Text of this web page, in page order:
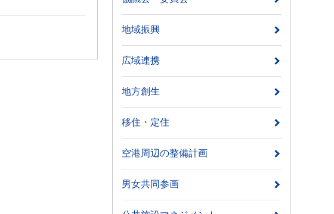
地域振興
広域連携
地方創生
移住・定住
空港周辺の整備計画
男女共同参画